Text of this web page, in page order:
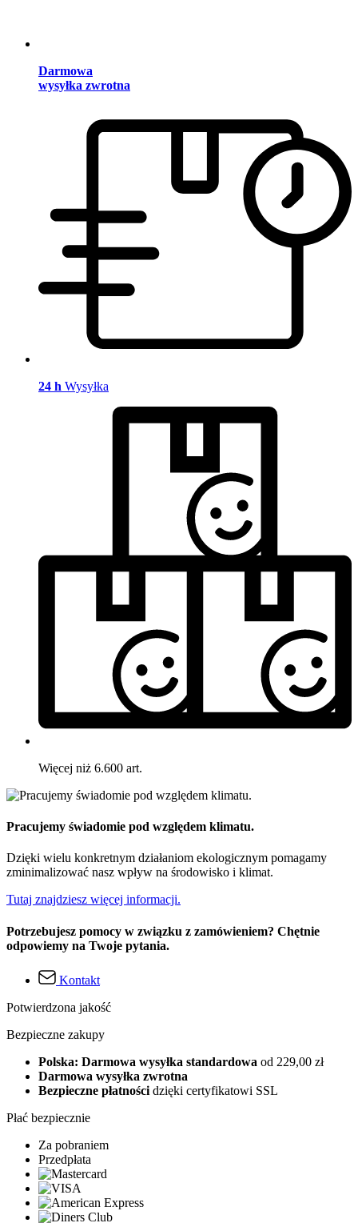
Darmowa
wysyłka zwrotna
24 h Wysyłka
Więcej niż 6.600 art.
Pracujemy świadomie pod względem klimatu.
Dzięki wielu konkretnym działaniom ekologicznym pomagamy
zminimalizować nasz wpływ na środowisko i klimat.
Tutaj znajdziesz więcej informacji.
Potrzebujesz pomocy w związku z zamówieniem? Chętnie
odpowiemy na Twoje pytania.
Kontakt
Potwierdzona jakość
Bezpieczne zakupy
Polska: Darmowa wysyłka standardowa od 229,00 zł
Darmowa wysyłka zwrotna
Bezpieczne płatności dzięki certyfikatowi SSL
Płać bezpiecznie
Za pobraniem
Przedpłata